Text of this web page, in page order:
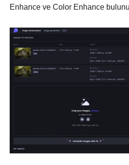
Enhance ve Color Enhance